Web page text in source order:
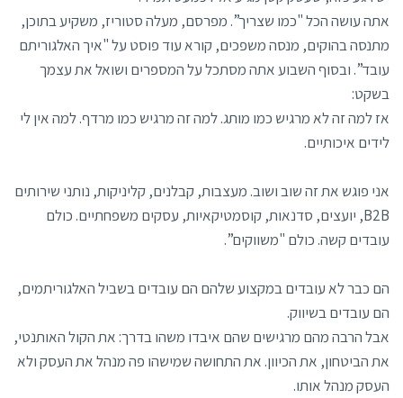
אתה עושה הכל "כמו שצריך”. מפרסם, מעלה סטוריז, משקיע בתוכן,
מתנסה בהוקים, מנסה משפכים, קורא עוד פוסט על "איך האלגוריתם
עובד”. ובסוף השבוע אתה מסתכל על המספרים ושואל את עצמך
בשקט:
אז למה זה לא מרגיש כמו מותג. למה זה מרגיש כמו מרדף. למה אין לי
לידים איכותיים.
אני פוגש את זה שוב ושוב. מעצבות, קבלנים, קליניקות, נותני שירותים
B2B, יועצים, סדנאות, קוסמטיקאיות, עסקים משפחתיים. כולם
עובדים קשה. כולם "משווקים”.
הם כבר לא עובדים במקצוע שלהם הם עובדים בשביל האלגוריתמים,
הם עובדים בשיווק.
אבל הרבה מהם מרגישים שהם איבדו משהו בדרך: את הקול האותנטי,
את הביטחון, את הכיוון. את התחושה שמישהו פה מנהל את העסק ולא
העסק מנהל אותו.